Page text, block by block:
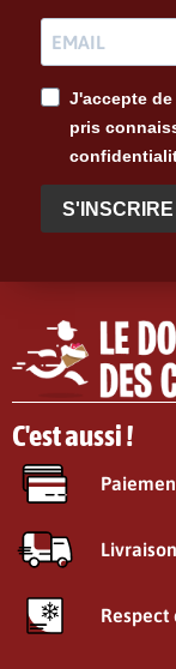
J'accepte
pris
S'INSCRIRE
C'est aussi !